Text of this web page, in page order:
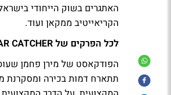
האתגרים בשוק הייחודי
הקריאייטיב ממקאן ועוד.
לכל הפרקים של EAR CATCHER -
הפודקאסט של מירן פחמן
תתארח דמות בכירה ומסקרנת